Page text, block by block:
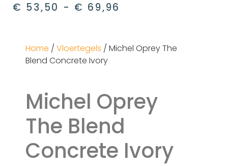
€ 53,50 - € 69,96
Home / Vloertegels / Michel Oprey The
Blend Concrete Ivory
Michel Oprey
The Blend
Concrete Ivory